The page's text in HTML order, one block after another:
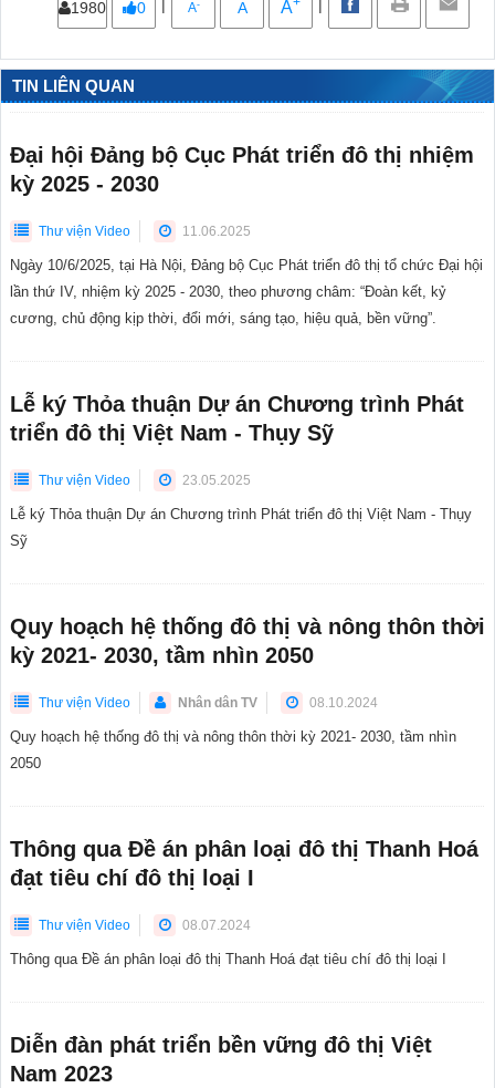
1980 0 | A- A A |
TIN LIÊN QUAN
Đại hội Đảng bộ Cục Phát triển đô thị nhiệm
kỳ 2025 - 2030
Thư viện Video 11.06.2025
Ngày 10/6/2025, tại Hà Nội, Đảng bộ Cục Phát triển đô thị tổ chức Đại hội
lần thứ IV, nhiệm kỳ 2025 - 2030, theo phương châm: “Đoàn kết, kỷ
cương, chủ động kịp thời, đổi mới, sáng tạo, hiệu quả, bền vững”.
Lễ ký Thỏa thuận Dự án Chương trình Phát
triển đô thị Việt Nam - Thụy Sỹ
Thư viện Video 23.05.2025
Lễ ký Thỏa thuận Dự án Chương trình Phát triển đô thị Việt Nam - Thụy
Sỹ
Quy hoạch hệ thống đô thị và nông thôn thời
kỳ 2021- 2030, tầm nhìn 2050
Thư viện Video Nhân dân TV 08.10.2024
Quy hoạch hệ thống đô thị và nông thôn thời kỳ 2021- 2030, tầm nhìn
2050
Thông qua Đề án phân loại đô thị Thanh Hoá
đạt tiêu chí đô thị loại I
Thư viện Video 08.07.2024
Thông qua Đề án phân loại đô thị Thanh Hoá đạt tiêu chí đô thị loại I
Diễn đàn phát triển bền vững đô thị Việt
Nam 2023